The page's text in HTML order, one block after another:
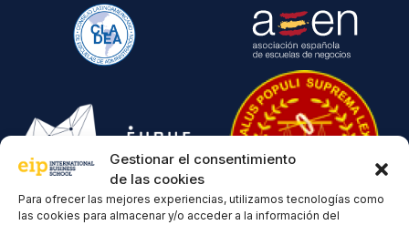
Gestionar el consentimiento
de las cookies
Para ofrecer las mejores experiencias, utilizamos tecnologías como
las cookies para almacenar y/o acceder a la información del